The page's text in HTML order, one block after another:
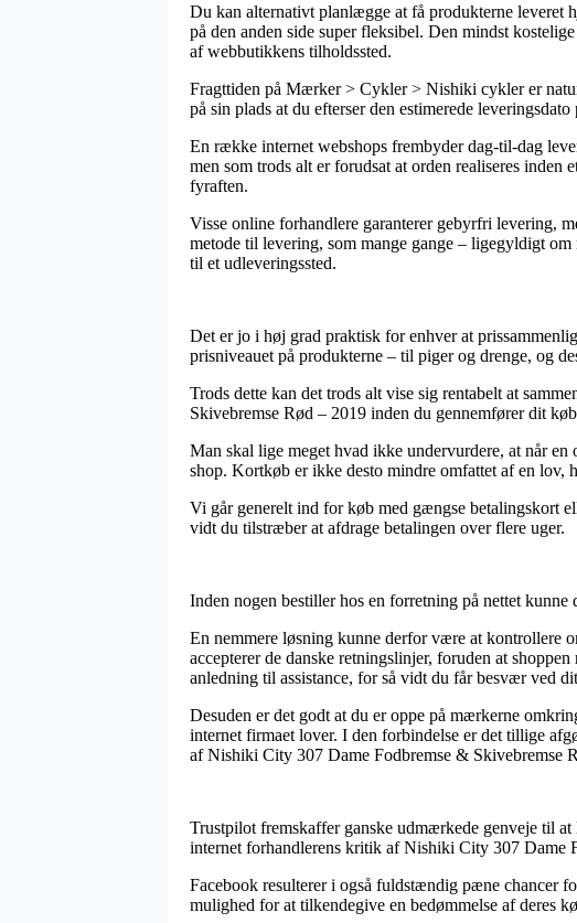
Du kan alternativt planlægge at få produkterne leveret
på den anden side super fleksibel. Den mindst
af webbutikkens tilholdssted.
Fragttiden på Mærker > Cykler > Nishiki cykler er
på sin plads at du efterser den estimerede
En række internet webshops frembyder dag-til-dag
men som trods alt er forudsat at orden realiseres
fyraften.
Visse online forhandlere garanterer gebyrfri levering,
metode til levering, som mange gange – ligegyldigt
til et udleveringssted.
Det er jo i høj grad praktisk for enhver at
prisniveauet på produkterne – til piger og drenge, og
Trods dette kan det trods alt vise sig rentabelt at
Skivebremse Rød – 2019 inden du gennemfører dit
Man skal lige meget hvad ikke undervurdere, at når
shop. Kortkøb er ikke desto mindre omfattet af en
Vi går generelt ind for køb med gængse betalingskort
vidt du tilstræber at afdrage betalingen over flere uger.
Inden nogen bestiller hos en forretning på nettet
En nemmere løsning kunne derfor være at kontrollere
accepterer de danske retningslinjer, foruden at
anledning til assistance, for så vidt du får besvær ved
Desuden er det godt at du er oppe på mærkerne
internet firmaet lover. I den forbindelse er det tillige
af Nishiki City 307 Dame Fodbremse & Skivebremse
Trustpilot fremskaffer ganske udmærkede genveje til
internet forhandlerens kritik af Nishiki City 307 Dame
Facebook resulterer i også fuldstændig pæne chancer
mulighed for at tilkendegive en bedømmelse af deres